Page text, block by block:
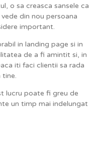
o sa creasca sansele ca
din nou persoana
important.
in landing page si in
de a fi amintit si, in
iti faci clientii sa rada
tine.
lucru poate fi greu de
un timp mai indelungat